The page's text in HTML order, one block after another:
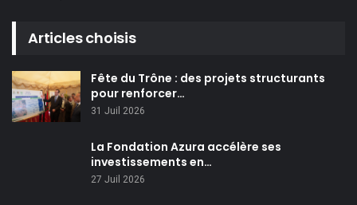
Articles choisis
Fête du Trône : des projets structurants
pour renforcer…
31 Juil 2026
La Fondation Azura accélère ses
investissements en…
27 Juil 2026